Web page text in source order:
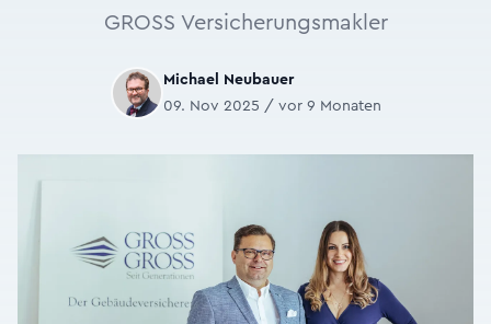
GROSS Versicherungsmakler
Michael Neubauer
09. Nov 2025 / vor 9 Monaten